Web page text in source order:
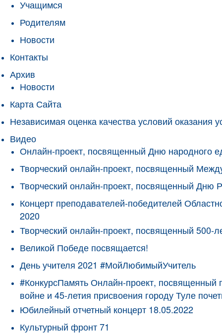
Учащимся
Родителям
Новости
Контакты
Архив
Новости
Карта Сайта
Независимая оценка качества условий оказания
Видео
Онлайн-проект, посвященный Дню народного
Творческий онлайн-проект, посвященный
Творческий онлайн-проект, посвященный Дню
Концерт преподавателей-победителей
2020
Творческий онлайн-проект, посвященный 500-
Великой Победе посвящается!
День учителя 2021 #МойЛюбимыйУчитель
#КонкурсПамять Онлайн-проект,
войне и 45-летия присвоения городу Туле
Юбилейный отчетный концерт 18.05.2022
Культурный фронт 71